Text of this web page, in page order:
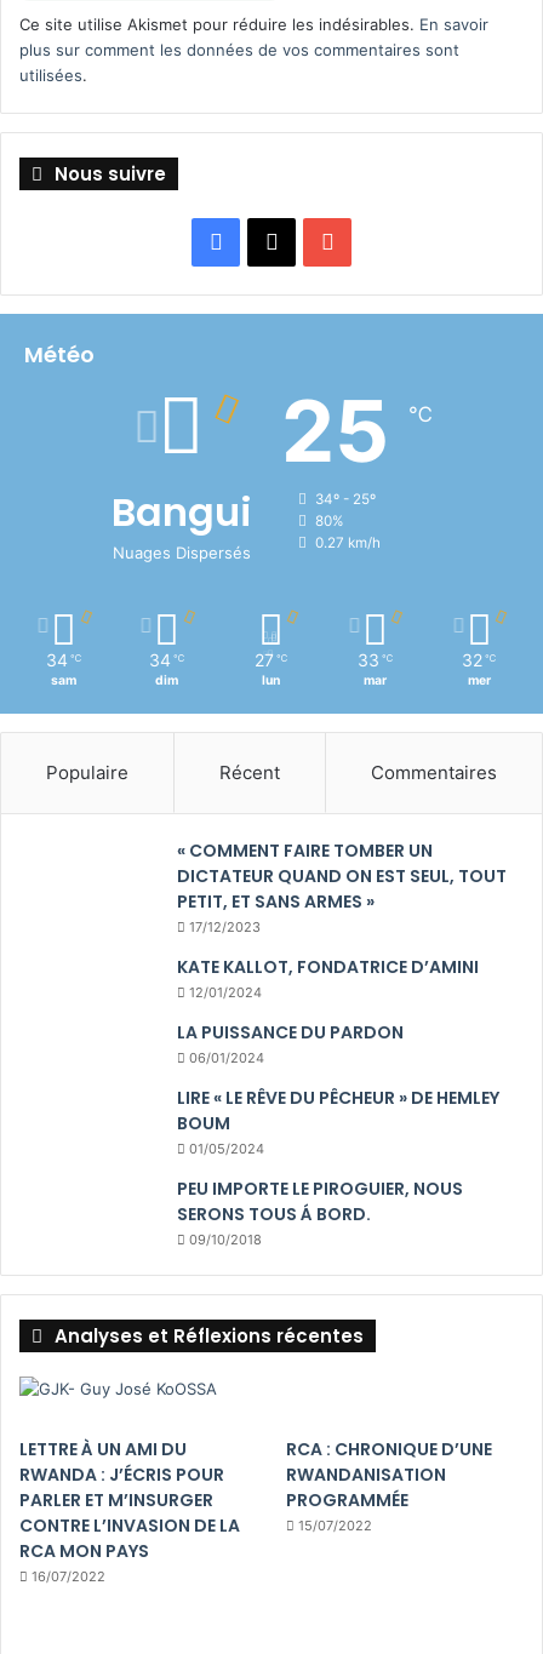
Ce site utilise Akismet pour réduire les indésirables. En savoir
plus sur comment les données de vos commentaires sont
utilisées.
Nous suivre
Facebook
X
Météo
Bangui
Nuages Dispersés
25 ℃
34º - 25º
80%
0.27 km/h
34 ℃
sam
34 ℃
dim
27 ℃
lun
33 ℃
mar
32 ℃
mer
Populaire Récent Commentaires
« COMMENT FAIRE TOMBER UN
DICTATEUR QUAND ON EST SEUL, TOUT
PETIT, ET SANS ARMES »
17/12/2023
KATE KALLOT, FONDATRICE D’AMINI
12/01/2024
LA PUISSANCE DU PARDON
06/01/2024
LIRE « LE RÊVE DU PÊCHEUR » DE HEMLEY
BOUM
01/05/2024
PEU IMPORTE LE PIROGUIER, NOUS
SERONS TOUS Á BORD.
09/10/2018
Analyses et Réflexions récentes
LETTRE À UN AMI DU
RWANDA : J’ÉCRIS POUR
PARLER ET M’INSURGER
CONTRE L’INVASION DE LA
RCA MON PAYS
16/07/2022
RCA : CHRONIQUE D’UNE
RWANDANISATION
PROGRAMMÉE
15/07/2022